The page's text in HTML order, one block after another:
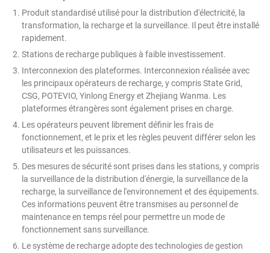
Produit standardisé utilisé pour la distribution d'électricité, la
transformation, la recharge et la surveillance. Il peut être installé
rapidement.
Stations de recharge publiques à faible investissement.
Interconnexion des plateformes. Interconnexion réalisée avec
les principaux opérateurs de recharge, y compris State Grid,
CSG, POTEVIO, Yinlong Energy et Zhejiang Wanma. Les
plateformes étrangères sont également prises en charge.
Les opérateurs peuvent librement définir les frais de
fonctionnement, et le prix et les règles peuvent différer selon les
utilisateurs et les puissances.
Des mesures de sécurité sont prises dans les stations, y compris
la surveillance de la distribution d'énergie, la surveillance de la
recharge, la surveillance de l'environnement et des équipements.
Ces informations peuvent être transmises au personnel de
maintenance en temps réel pour permettre un mode de
fonctionnement sans surveillance.
Le système de recharge adopte des technologies de gestion